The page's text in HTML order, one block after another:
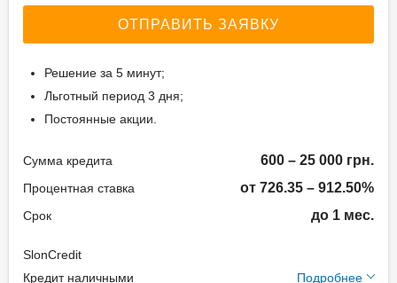
ОТПРАВИТЬ ЗАЯВКУ
Решение за 5 минут;
Льготный период 3 дня;
Постоянные акции.
Сумма кредита 600 – 25 000 грн.
Процентная ставка от 726.35 – 912.50%
Срок до 1 мес.
SlonCredit
Кредит наличными
Подробнее
Дополнительные